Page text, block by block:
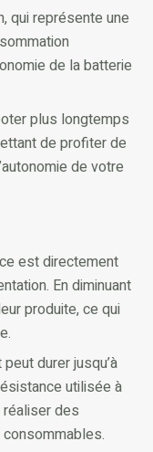
qui représente une
de la batterie
plus longtemps
de profiter de
de votre
est directement
En diminuant
produite, ce qui
durer jusqu’à
utilisée à
des